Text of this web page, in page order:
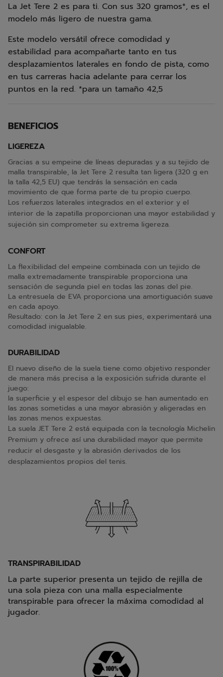
La Jet Tere 2 es para ti. Con sus 320 gramos*, es el
modelo más ligero de nuestra gama.
Este modelo versátil ofrece comodidad y
estabilidad para acompañarte tanto en tus
desplazamientos laterales en fondo de pista, como
en tus carreras hacia adelante para cerrar los
puntos en la red. *para un tamaño 42,5
BENEFICIOS
LIGEREZA
Gracias a su empeine de líneas depuradas y a su tejido de
malla transpirable, la Jet Tere 2 resulta tan ligera (320 g en
la talla 42,5 EU) que tendrás la sensación en cada
movimiento de que forma parte de tu propio cuerpo.
Los refuerzos laterales integrados en el exterior y el
interior de la zapatilla proporcionan una mayor estabilidad y
sujeción sin comprometer su extrema ligereza.
CONFORT
La flexibilidad del empeine combinada con un tejido de
malla extremadamente transpirable proporciona una
sensación de segunda piel en todas las zonas del pie.
La entresuela de EVA proporciona una amortiguación suave
en cada apoyo.
Resultado: con la Jet Tere 2 en sus pies, experimentará una
comodidad inigualable.
DURABILIDAD
El nuevo diseño de la suela tiene como objetivo responder
de manera más precisa a la exposición sufrida durante el
juego:
la superficie y el espesor del dibujo se han aumentado en
las zonas sometidas a una mayor abrasión y aligeradas en
las zonas menos expuestas.
La suela JET Tere 2 está equipada con la tecnología Michelin
Premium y ofrece así una durabilidad mayor que permite
reducir el desgaste y la abrasión derivados de los
desplazamientos propios del tenis.
TRANSPIRABILIDAD
La parte superior presenta un tejido de rejilla de
una sola pieza con una malla especialmente
transpirable para ofrecer la máxima comodidad al
jugador.